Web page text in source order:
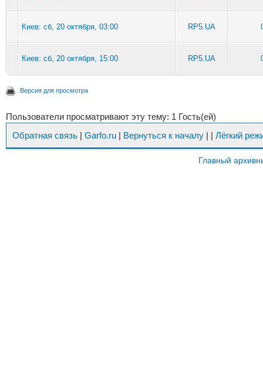
Киев: сб, 20 октября, 03:00 RP5.UA
Киев: сб, 20 октября, 15:00 RP5.UA
Версия для просмотра
Пользователи просматривают эту тему: 1 Гость(ей)
Обратная связь | Garfo.ru | Вернуться к началу | | Лёгкий
Главный